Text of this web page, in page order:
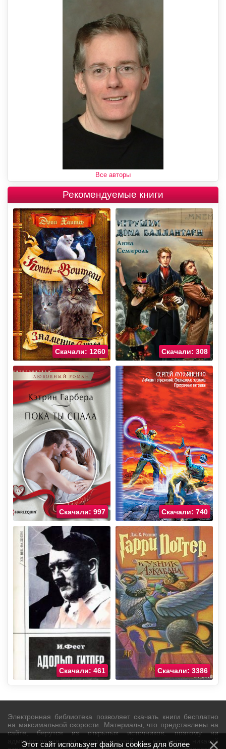
Все авторы
Рекомендуемые книги
Скачали: 1260 Скачали: 308
Скачали: 997 Скачали: 740
Скачали: 461 Скачали: 3386
Электронная библиотека позволяет скачать книги бесплатно
на максимальной скорости. Материалы, что представлены на
сайте, берутся из открытых источников, поэтому ни
администрация, ни хостинг-провайдер не несут никакой
Этот сайт использует файлы cookies для более